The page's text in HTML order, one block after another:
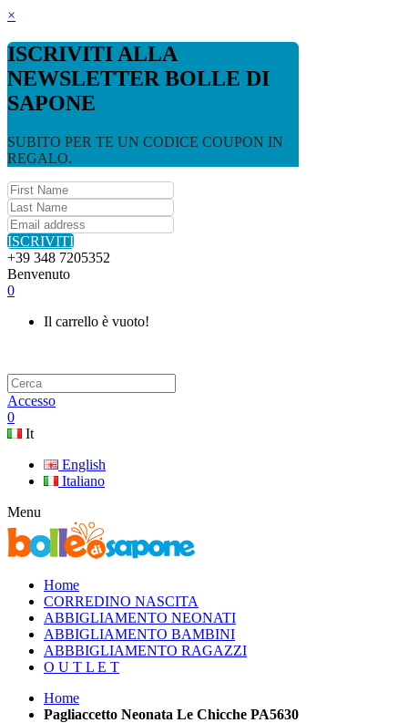
×
ISCRIVITI ALLA
NEWSLETTER BOLLE DI
SAPONE
SUBITO PER TE UN CODICE COUPON IN
REGALO.
ISCRIVITI
+39 348 7205352
Benvenuto
0
Il carrello è vuoto!
Accesso
0
It
English
Italiano
Menu
Home
CORREDINO NASCITA
ABBIGLIAMENTO NEONATI
ABBIGLIAMENTO BAMBINI
ABBBIGLIAMENTO RAGAZZI
O U T L E T
Home
Pagliaccetto Neonata Le Chicche PA5630